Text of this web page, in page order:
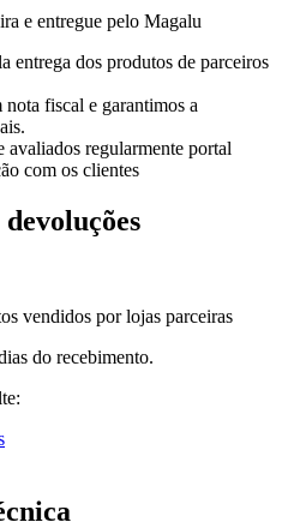
e entregue pelo Magalu
entrega dos produtos de parceiros
fiscal e garantimos a
avaliados regularmente portal
com os clientes
vendidos por lojas parceiras
do recebimento.